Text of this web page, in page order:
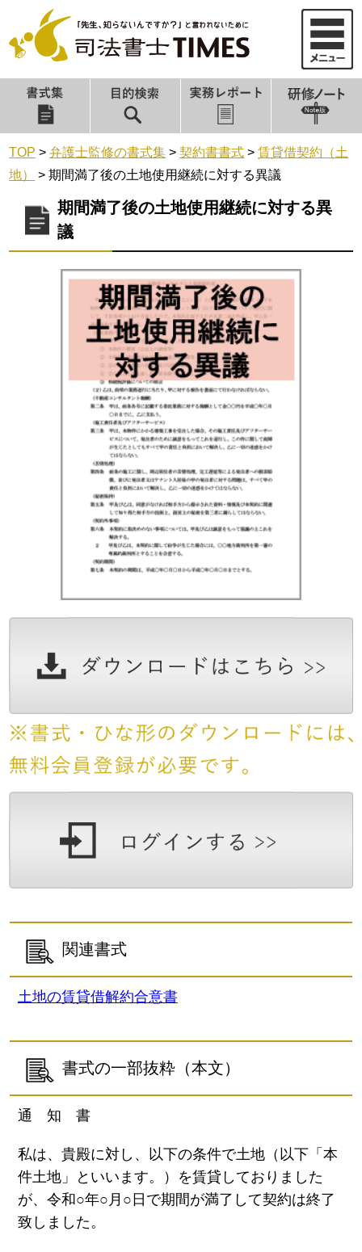
TOP >弁護士監修の書式集 >契約書書式 >賃貸借契約（土
地）
>期間満了後の土地使用継続に対する異議
期間満了後の土地使用継続に対する異
議
関連書式
土地の賃貸借解約合意書
書式の一部抜粋（本文）
通 知 書
私は、貴殿に対し、以下の条件で土地（以下「本
件土地」といいます。）を賃貸しておりました
が、令和○年○月○日で期間が満了して契約は終了
致しました。